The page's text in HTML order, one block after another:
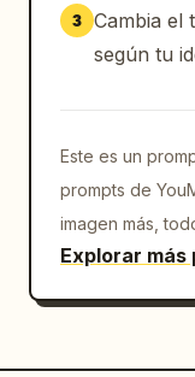
3 Cambia el
según tu
Este es un
prompts de
imagen más,
Explorar más